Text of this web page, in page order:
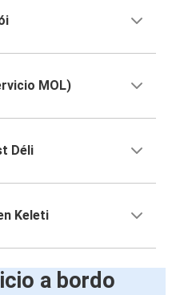
MOL)
Déli
Keleti
a bordo